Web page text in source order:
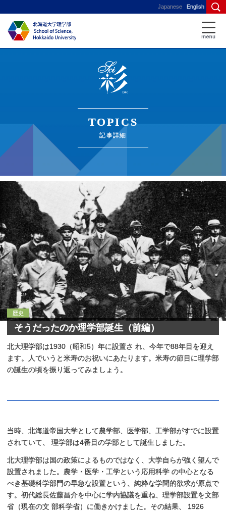
Japanese English
TOPICS
記事詳細
歴史
そうだったのか理学部誕生 （前編）
北大理学部は1930（昭和5）年に設置さ れ、今年で88年目を迎え
ます。人でいうと米寿のお祝いにあたります。米寿の節目に理学部
の誕生の頃を振り返ってみましょう。
当時、北海道帝国大学として農学部、医学部、工学部がすでに設置
されていて、 理学部は4番目の学部として誕生しました。
北大理学部は国の政策によるものではなく、大学自らが強く望んで
設置されました。農学・医学・工学という応用科学 の中心となる
べき基礎科学部門の早急な設置という、純粋な学問的欲求が原点で
す。初代総長佐藤昌介を中心に学内協議を重ね、理学部設置を文部
省（現在の文 部科学省）に働きかけました。その結果、 1926